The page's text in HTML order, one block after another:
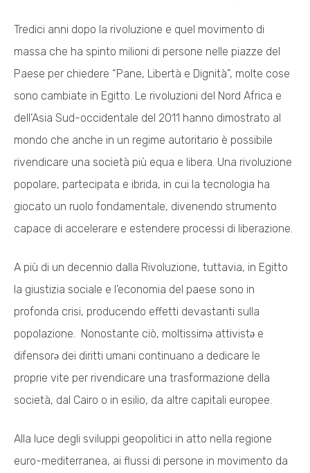
Tredici anni dopo la rivoluzione e quel movimento di
massa che ha spinto milioni di persone nelle piazze del
Paese per chiedere “Pane, Libertà e Dignità”, molte cose
sono cambiate in Egitto. Le rivoluzioni del Nord Africa e
dell’Asia Sud-occidentale del 2011 hanno dimostrato al
mondo che anche in un regime autoritario è possibile
rivendicare una società più equa e libera. Una rivoluzione
popolare, partecipata e ibrida, in cui la tecnologia ha
giocato un ruolo fondamentale, divenendo strumento
capace di accelerare e estendere processi di liberazione.
A più di un decennio dalla Rivoluzione, tuttavia, in Egitto
la giustizia sociale e l’economia del paese sono in
profonda crisi, producendo effetti devastanti sulla
popolazione. Nonostante ciò, moltissimə attivistə e
difensorə dei diritti umani continuano a dedicare le
proprie vite per rivendicare una trasformazione della
società, dal Cairo o in esilio, da altre capitali europee.
Alla luce degli sviluppi geopolitici in atto nella regione
euro-mediterranea, ai flussi di persone in movimento da